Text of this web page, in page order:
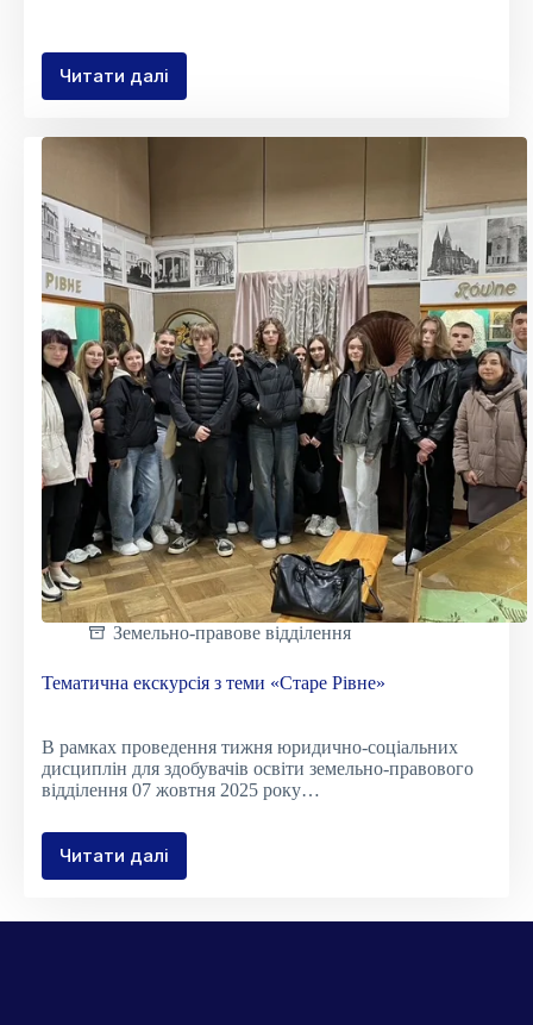
Читати далі
Відкрите
та
сучасність)
з
теми:
«Впровадження
Магдебурзького
права
на
Волинських
землях
XV-
XVI
ст.»
Земельно-правове відділення
Тематична екскурсія з теми «Старе Рівне»
В рамках проведення тижня юридично-соціальних
дисциплін для здобувачів освіти земельно-правового
відділення 07 жовтня 2025 року…
Читати далі
Тематична